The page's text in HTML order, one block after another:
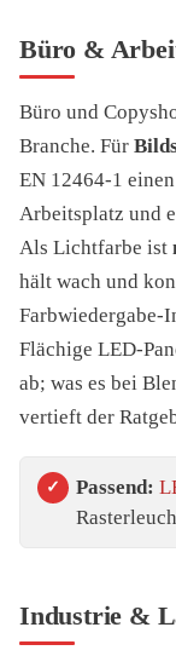
Büro &
Büro und
Branche. Für
EN 12464-1
Arbeitsplatz und
Als Lichtfarbe ist
hält wach und
Farbwiedergabe-
Flächige LED-
ab; was es bei
vertieft der
Passend:
Industrie &